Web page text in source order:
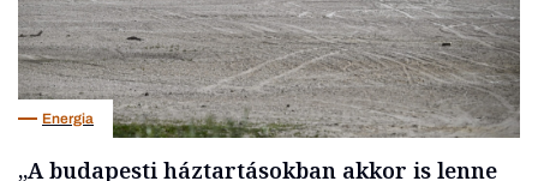
Energia
„A budapesti háztartásokban akkor is lenne